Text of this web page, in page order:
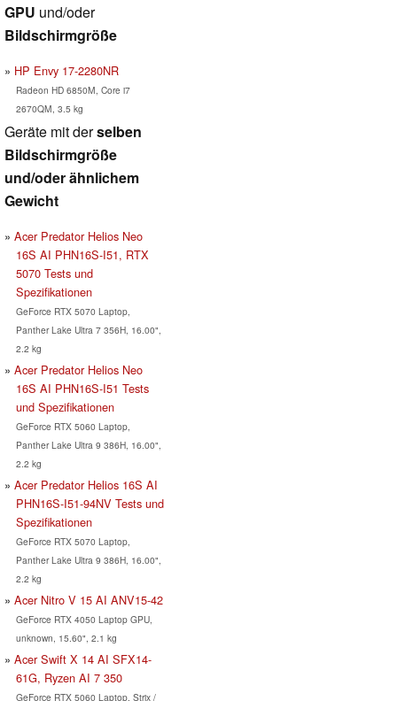
GPU und/oder
Bildschirmgröße
HP Envy 17-2280NR
Radeon HD 6850M, Core i7
2670QM, 3.5 kg
Geräte mit derselben
Bildschirmgröße
und/oder ähnlichem
Gewicht
Acer Predator Helios Neo
16S AI PHN16S-I51, RTX
5070 Tests und
Spezifikationen
GeForce RTX 5070 Laptop,
Panther Lake Ultra 7 356H, 16.00",
2.2 kg
Acer Predator Helios Neo
16S AI PHN16S-I51 Tests
und Spezifikationen
GeForce RTX 5060 Laptop,
Panther Lake Ultra 9 386H, 16.00",
2.2 kg
Acer Predator Helios 16S AI
PHN16S-I51-94NV Tests und
Spezifikationen
GeForce RTX 5070 Laptop,
Panther Lake Ultra 9 386H, 16.00",
2.2 kg
Acer Nitro V 15 AI ANV15-42
GeForce RTX 4050 Laptop GPU,
unknown, 15.60", 2.1 kg
Acer Swift X 14 AI SFX14-
61G, Ryzen AI 7 350
GeForce RTX 5060 Laptop, Strix /